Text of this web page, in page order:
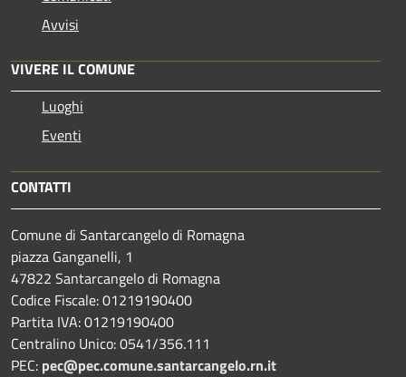
Avvisi
VIVERE IL COMUNE
Luoghi
Eventi
CONTATTI
Comune di Santarcangelo di Romagna
piazza Ganganelli, 1
47822 Santarcangelo di Romagna
Codice Fiscale: 01219190400
Partita IVA: 01219190400
Centralino Unico: 0541/356.111
PEC: pec@pec.comune.santarcangelo.rn.it